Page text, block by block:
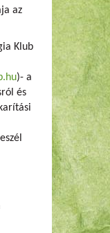
az
Klub
)- a
és